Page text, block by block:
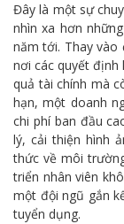
Đây là một sự
nhìn xa hơn
năm tới. Thay vào
nơi các quyết định
quả tài chính mà
hạn, một doanh
chi phí ban đầu
lý, cải thiện hình
thức về môi
triển nhân viên
một đội ngũ gắn
tuyển dụng.